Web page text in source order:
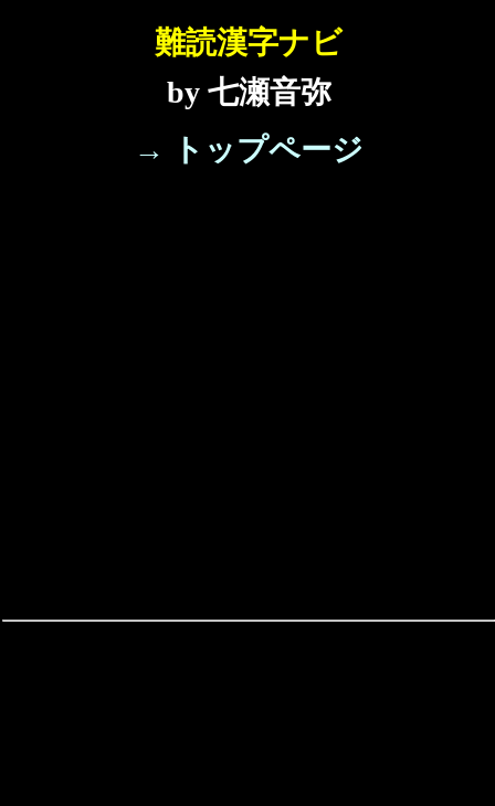
難読漢字ナビ
by 七瀬音弥
→ トップページ